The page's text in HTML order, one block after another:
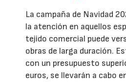
La campaña de Navidad
la atención en aquellos
tejido comercial puede
obras de larga duración.
con un presupuesto
euros, se llevarán a cabo